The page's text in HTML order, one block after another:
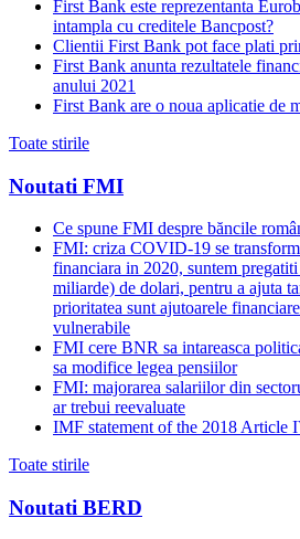
First Bank este reprezentanta
intampla cu creditele Bancpost?
Clientii First Bank pot face plati
First Bank anunta rezultatele
anului 2021
First Bank are o noua aplicatie de
Toate stirile
Noutati FMI
Ce spune FMI despre băncile
FMI: criza COVID-19 se
financiara in 2020, suntem
miliarde) de dolari, pentru a ajuta
prioritatea sunt ajutoarele
vulnerabile
FMI cere BNR sa intareasca
sa modifice legea pensiilor
FMI: majorarea salariilor din
ar trebui reevaluate
IMF statement of the 2018 Article
Toate stirile
Noutati BERD